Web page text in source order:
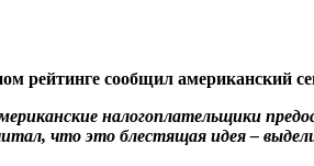
рейтинге сообщил американский
налогоплательщики
что это блестящая идея –